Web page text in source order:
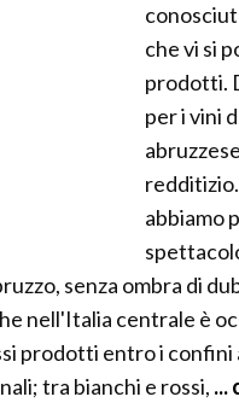
che vi si
prodotti.
per i vini
abbiamo
senza ombra di
nell'Italia centrale è
prodotti entro i confini
tra bianchi e rossi, ...